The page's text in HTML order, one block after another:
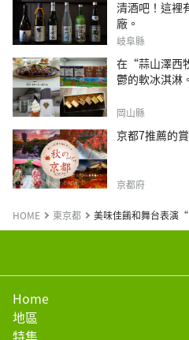
清酒吧！這裡
廠。
岐阜縣
在“蒜山澤西
鬱的軟冰淇淋。
岡山縣
京都7推薦的
京都府
HOME 東京都 美味佳餚和舞台表演
Home
地區